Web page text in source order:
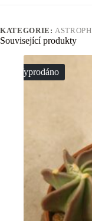
KATEGORIE:
Související produkty
Vyprodáno